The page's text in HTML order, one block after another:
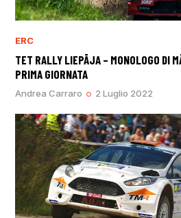
ERC
TET RALLY LIEPĀJA – MONOLOGO DI
PRIMA GIORNATA
Andrea Carraro 2 Luglio 2022